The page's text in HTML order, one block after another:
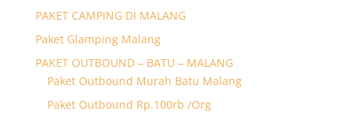
PAKET CAMPING DI MALANG
Paket Glamping Malang
PAKET OUTBOUND – BATU – MALANG
Paket Outbound Murah Batu Malang
Paket Outbound Rp.100rb /Org